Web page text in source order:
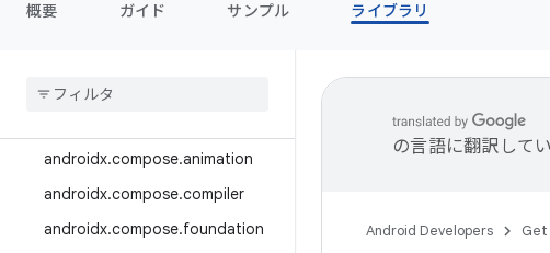
概要
ガイド サンプル ライブラリ
androidx.car.app
androidx.
androidx.compose.animation
androidx.compose.compiler
androidx.compose.foundation
の言語に翻訳して
Android Developers